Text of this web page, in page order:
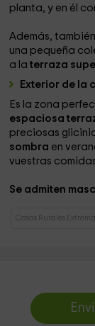
planta, y en él
Además,
una pequeña
a laterraza
Exterior de la
Es la zona
espaciosa
preciosas
sombra en
vuestras
Se admiten
Casas Rurales